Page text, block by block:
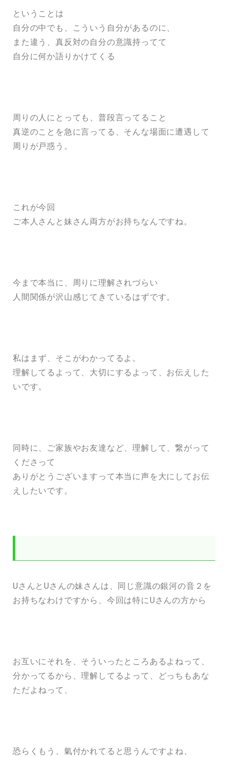
ということは
自分の中でも、こういう自分があるのに、
また違う、真反対の自分の意識持ってて
自分に何か語りかけてくる
周りの人にとっても、普段言ってること
真逆のことを急に言ってる、そんな場面に遭遇して
周りが戸惑う。
これが今回
ご本人さんと妹さん両方がお持ちなんですね。
今まで本当に、周りに理解されづらい
人間関係が沢山感じてきているはずです。
私はまず、そこがわかってるよ。
理解してるよって、大切にするよって、お伝えした
いです。
同時に、ご家族やお友達など、理解して、繋がって
くださって
ありがとうございますって本当に声を大にしてお伝
えしたいです。
UさんとUさんの妹さんは、同じ意識の銀河の音２を
お持ちなわけですから、今回は特にUさんの方から
お互いにそれを、そういったところあるよねって、
分かってるから、理解してるよって、どっちもあな
ただよねって、
恐らくもう、氣付かれてると思うんですよね、